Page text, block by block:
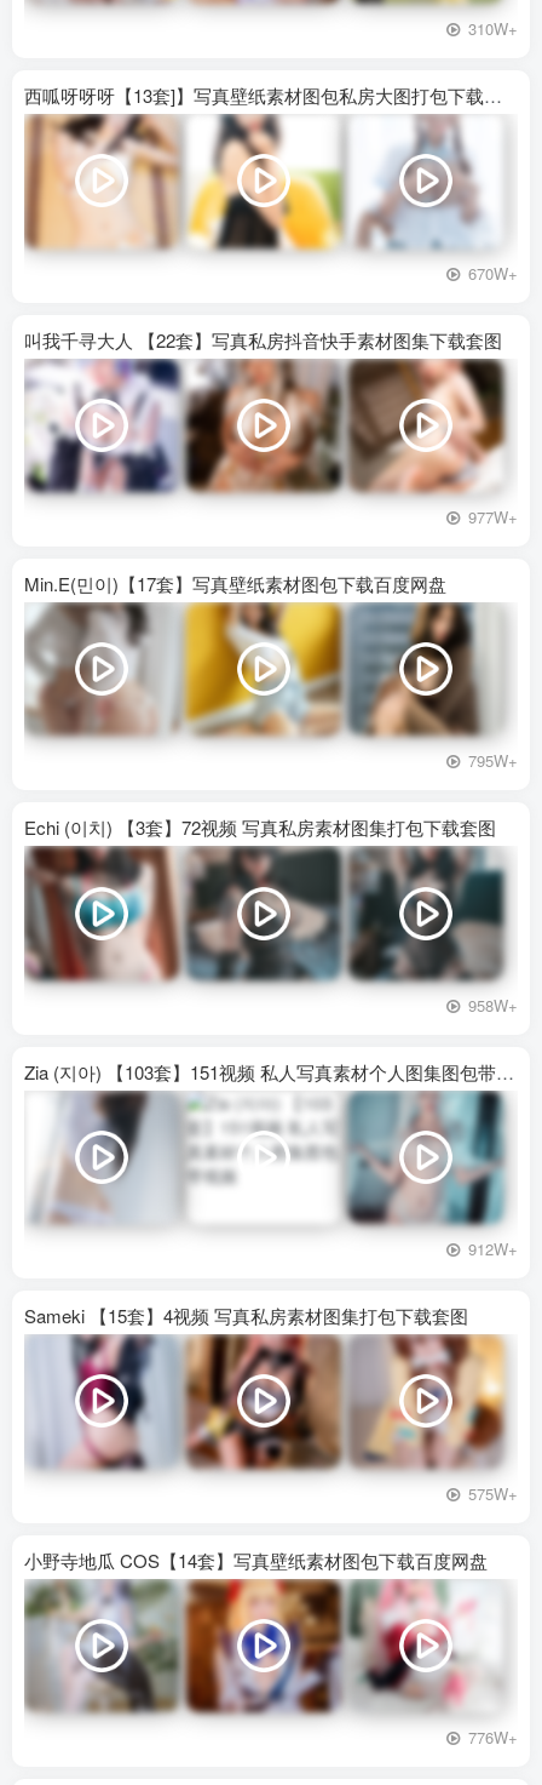
310W+
西呱呀呀呀【13套]】写真壁纸素材图包私房大图打包下载百度网盘
670W+
叫我千寻大人 【22套】写真私房抖音快手素材图集下载套图
977W+
Min.E(민이)【17套】写真壁纸素材图包下载百度网盘
795W+
Echi (이치) 【3套】72视频 写真私房素材图集打包下载套图
958W+
Zia (지아) 【103套】151视频 私人写真素材个人图集图包带视频
912W+
Sameki 【15套】4视频 写真私房素材图集打包下载套图
575W+
小野寺地瓜 COS【14套】写真壁纸素材图包下载百度网盘
776W+